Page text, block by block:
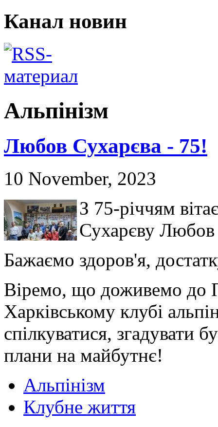
Канал новин
Альпінізм
Любов Сухарєва - 75!
10 November, 2023
З 75-річчям
Сухарєву
Бажаємо здоров'я,
Віремо, що доживемо до
Харківському клубі
спілкуватися, згадувати
плани на майбутнє!
Альпінізм
Клубне життя